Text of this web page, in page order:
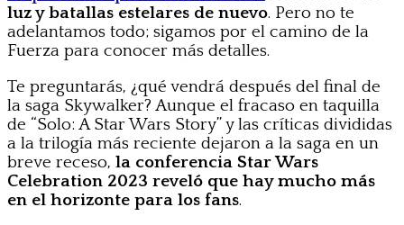
luz y batallas estelares de nuevo. Pero no te
adelantamos todo; sigamos por el camino de la
Fuerza para conocer más detalles.
Te preguntarás, ¿qué vendrá después del final de
la saga Skywalker? Aunque el fracaso en taquilla
de “Solo: A Star Wars Story” y las críticas divididas
a la trilogía más reciente dejaron a la saga en un
breve receso, la conferencia Star Wars
Celebration 2023 reveló que hay mucho más
en el horizonte para los fans.